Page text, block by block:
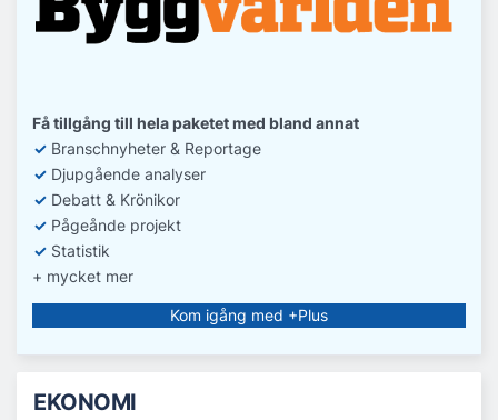
Få tillgång till hela paketet med bland annat
✓ Branschnyheter & Reportage
✓ Djupgående analyser
✓ Debatt & Krönikor
✓ Pågeånde projekt
✓ Statistik
+ mycket mer
Kom igång med +Plus
EKONOMI